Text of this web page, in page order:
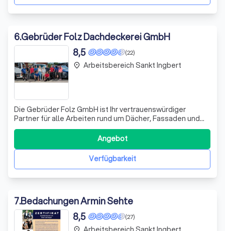
6.Gebrüder Folz Dachdeckerei GmbH
(22)
8,5
Die Gebrüder Folz GmbH ist Ihr vertrauenswürdiger
Partner für alle Arbeiten rund um Dächer, Fassaden und
Gebäude. Mit über 50 Jahren Erfahrung und in der dritten
Generation sind wir Experten für Dacharbeiten an Steil-
und Flachdächern, Wandbekleidungen,
Balkonsanierungen, Spenglerarbeiten, Dachsanie
Verfügbarkeit
Angebot
place Arbeitsbereich Sankt Ingbert
7.Bedachungen Armin Sehte
(27)
8,5
place